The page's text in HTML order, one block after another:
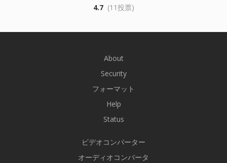
4.7 (11投票)
About
Security
フォーマット
Help
Status
ビデオコンバーター
オーディオコンバータ